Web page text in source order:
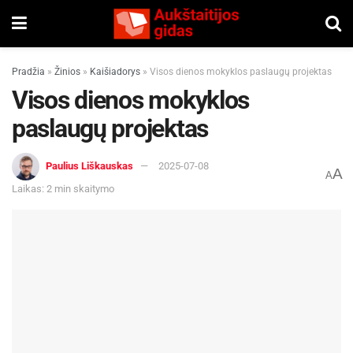
Pradžia » Žinios » Kaišiadorys » Visos dienos mokyklos paslaugų projektas
Visos dienos mokyklos
paslaugų projektas
Paulius Liškauskas
2025-07-08
Laikas: 2 min skaitymo
AA